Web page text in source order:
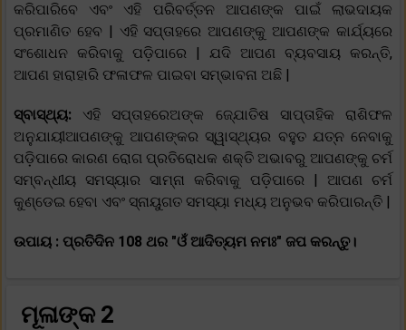
କରିପାରିବେ ଏବଂ ଏହି ପରିବର୍ତ୍ତନ ଆପଣଙ୍କ ପାଇଁ ଲାଭଦାୟକ
ପ୍ରମାଣିତ ହେବ | ଏହି ସପ୍ତାହରେ ଆପଣଙ୍କୁ ଆପଣଙ୍କ କାର୍ଯ୍ୟରେ
ସଂଶୋଧନ କରିବାକୁ ପଡ଼ିପାରେ | ଯଦି ଆପଣ ବ୍ୟବସାୟ କରନ୍ତି,
ଆପଣ ହାରାହାରି ଫଳାଫଳ ପାଇବା ସମ୍ଭାବନା ଅଛି |
ସ୍ବାସ୍ଥ୍ୟ: ଏହି ସପ୍ତାହରେଅଙ୍କ ଜ୍ଯୋତିଷ ସାପ୍ତାହିକ ରାଶିଫଳ
ଅନୁଯାୟୀଆପଣଙ୍କୁ ଆପଣଙ୍କର ସ୍ୱାସ୍ଥ୍ୟର ବହୁତ ଯତ୍ନ ନେବାକୁ
ପଡ଼ିପାରେ କାରଣ ରୋଗ ପ୍ରତିରୋଧକ ଶକ୍ତି ଅଭାବରୁ ଆପଣଙ୍କୁ ଚର୍ମ
ସମ୍ବନ୍ଧୀୟ ସମସ୍ୟାର ସାମ୍ନା କରିବାକୁ ପଡ଼ିପାରେ | ଆପଣ ଚର୍ମ
କୁଣ୍ଡେଇ ହେବା ଏବଂ ସ୍ନାୟୁଗତ ସମସ୍ୟା ମଧ୍ୟ ଅନୁଭବ କରିପାରନ୍ତି |
ଉପାୟ : ପ୍ରତିଦିନ 108 ଥର "ଓଁ ଆଦିତ୍ୟମ ନମଃ" ଜପ କରନ୍ତୁ।
ମୂଳାଙ୍କ 2